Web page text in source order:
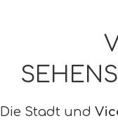
Die Stadt und